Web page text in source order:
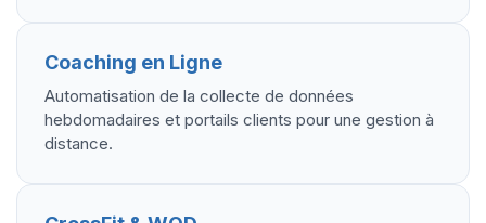
Coaching en Ligne
Automatisation de la collecte de données
hebdomadaires et portails clients pour une gestion à
distance.